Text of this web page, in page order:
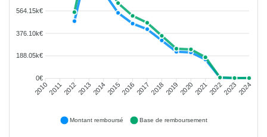
564.15k€
376.10k€
188.05k€
0€
201020112012201320142015201620172018201920202021202220232024
Montant remboursé Base de remboursement